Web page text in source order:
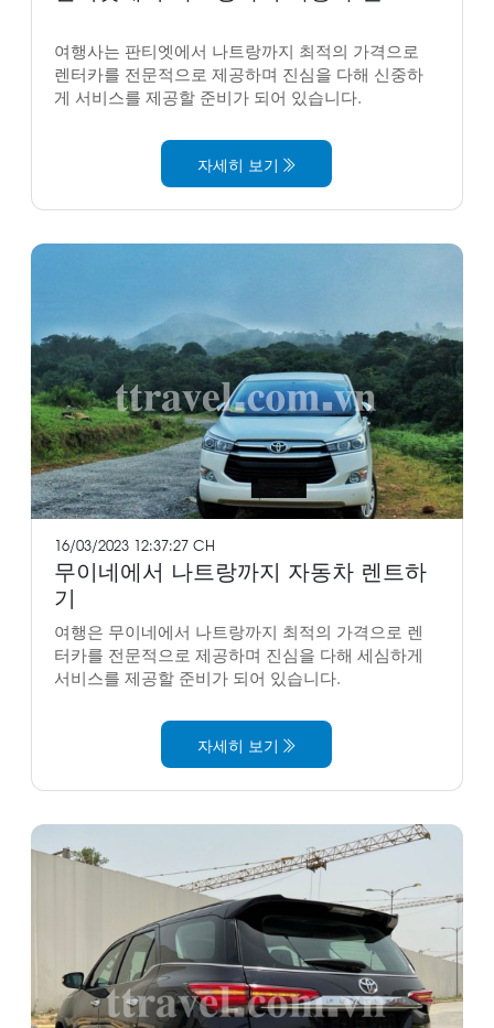
여행사는 판티엣에서 나트랑까지 최적의 가격으로
렌터카를 전문적으로 제공하며 진심을 다해 신중하
게 서비스를 제공할 준비가 되어 있습니다.
자세히 보기
16/03/2023 12:37:27 CH
무이네에서 나트랑까지 자동차 렌트하
기
여행은 무이네에서 나트랑까지 최적의 가격으로 렌
터카를 전문적으로 제공하며 진심을 다해 세심하게
서비스를 제공할 준비가 되어 있습니다.
자세히 보기